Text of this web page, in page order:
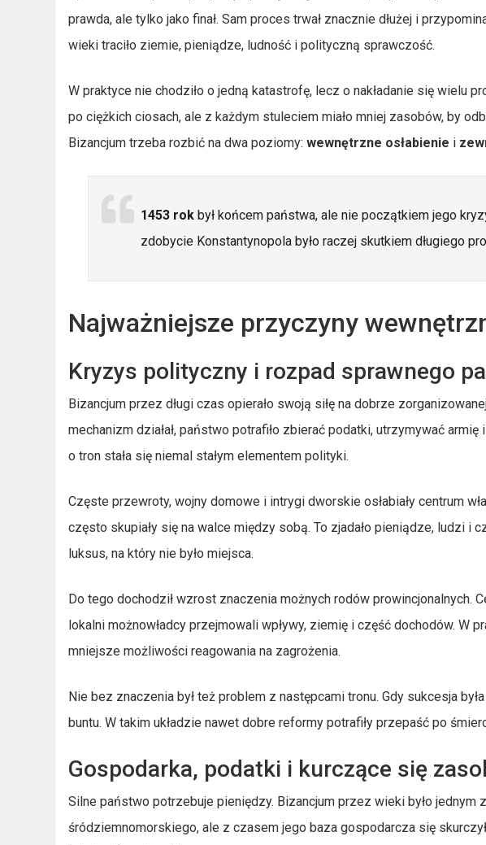
prawda, ale tylko jako finał. Sam proces trwał znacznie dłużej i
wieki traciło ziemie, pieniądze, ludność i polityczną sprawczość.
W praktyce nie chodziło o jedną katastrofę, lecz o nakładanie się wielu
po ciężkich ciosach, ale z każdym stuleciem miało mniej zasobów, by
Bizancjum trzeba rozbić na dwa poziomy:wewnętrzne osłabienie i
1453 rok był końcem państwa, ale nie początkiem jego
zdobycie Konstantynopola było raczej skutkiem długiego
Najważniejsze przyczyny
Kryzys polityczny i rozpad sprawnego
Bizancjum przez długi czas opierało swoją siłę na dobrze
mechanizm działał, państwo potrafiło zbierać podatki, utrzymywać
o tron stała się niemal stałym elementem polityki.
Częste przewroty, wojny domowe i intrygi dworskie osłabiały centrum
często skupiały się na walce między sobą. To zjadało pieniądze, ludzi i
luksus, na który nie było miejsca.
Do tego dochodził wzrost znaczenia możnych rodów prowincjonalnych.
lokalni możnowładcy przejmowali wpływy, ziemię i część dochodów. W
mniejsze możliwości reagowania na zagrożenia.
Nie bez znaczenia był też problem z następcami tronu. Gdy sukcesja
buntu. W takim układzie nawet dobre reformy potrafiły przepaść po
Gospodarka, podatki i kurczące się
Silne państwo potrzebuje pieniędzy. Bizancjum przez wieki było
śródziemnomorskiego, ale z czasem jego baza gospodarcza się